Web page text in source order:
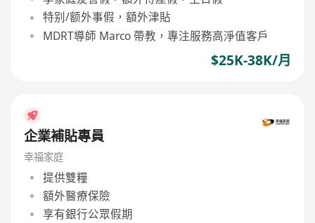
特别/额外事假，額外津貼
MDRT導師 Marco 帶教，專注服務高淨值客戶
$25K-38K/月
企業補貼專員
幸福家庭
提供雙糧
額外醫療保險
享有銀行公眾假期